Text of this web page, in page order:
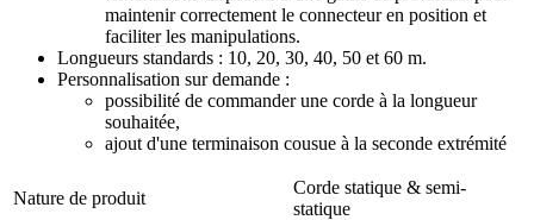
maintenir correctement le connecteur en position et
faciliter les manipulations.
Longueurs standards : 10, 20, 30, 40, 50 et 60 m.
Personnalisation sur demande :
possibilité de commander une corde à la longueur
souhaitée,
ajout d'une terminaison cousue à la seconde extrémité
Nature de produit
Corde statique & semi-
statique